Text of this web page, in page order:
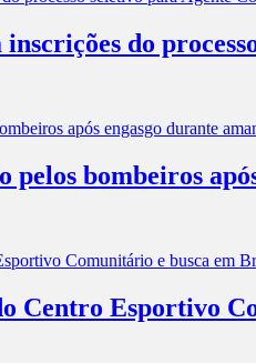
do
pelos bombeiros
Centro Esportivo